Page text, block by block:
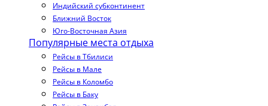
Индийский субконтинент
Ближний Восток
Юго-Восточная Азия
Популярные места отдыха
Рейсы в Тбилиси
Рейсы в Мале
Рейсы в Коломбо
Рейсы в Баку